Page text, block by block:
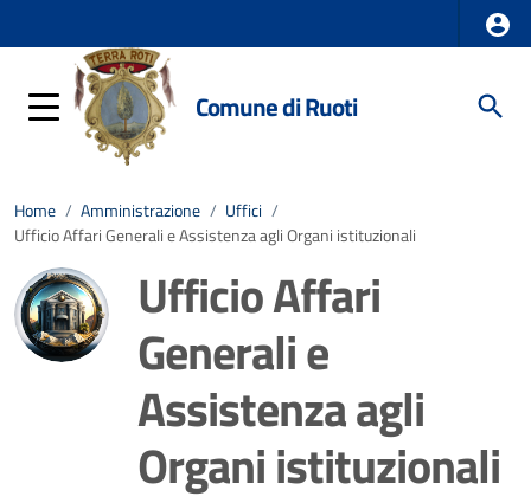
Comune di Ruoti
Home / Amministrazione / Uffici /
Ufficio Affari Generali e Assistenza agli Organi istituzionali
Ufficio Affari
Generali e
Assistenza agli
Organi istituzionali